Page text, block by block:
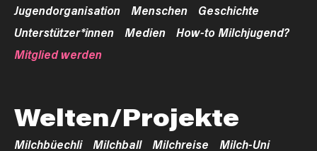
Jugendorganisation Menschen
Geschichte
Unterstützer*innen
Medien
How-to Milchjugend?
Mitglied werden
Welten/Projekte
Milchbüechli Milchball Milchreise
Milch-Uni